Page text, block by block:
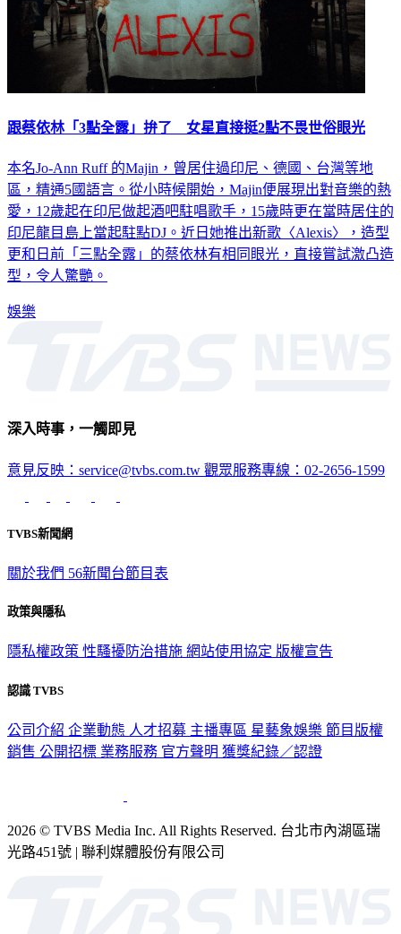
跟蔡依林「3點全露」拚了 女星直接挺2點不畏世俗眼光
本名Jo-Ann Ruff 的Majin，曾居住過印尼、德國、台灣等地
區，精通5國語言。從小時候開始，Majin便展現出對音樂的熱
愛，12歲起在印尼做起酒吧駐唱歌手，15歲時更在當時居住的
印尼龍目島上當起駐點DJ。近日她推出新歌〈Alexis〉，造型
更和日前「三點全露」的蔡依林有相同眼光，直接嘗試激凸造
型，令人驚艷。
娛樂
深入時事，一觸即見
意見反映：service@tvbs.com.tw 觀眾服務專線：02-2656-1599
TVBS新聞網
關於我們 56新聞台節目表
政策與隱私
隱私權政策 性騷擾防治措施 網站使用協定 版權宣告
認識 TVBS
公司介紹 企業動態 人才招募 主播專區 星藝象娛樂 節目版權
銷售 公開招標 業務服務 官方聲明 獲獎紀錄／認證
2026 © TVBS Media Inc. All Rights Reserved. 台北市內湖區瑞
光路451號 | 聯利媒體股份有限公司